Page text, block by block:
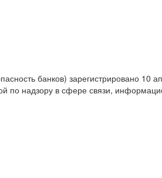
банков) зарегистрировано 10
по надзору в сфере связи,